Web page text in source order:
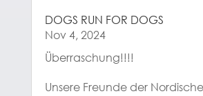
DOGS RUN FOR DOGS
Nov 4, 2024
Überraschung!!!!
Unsere Freunde der